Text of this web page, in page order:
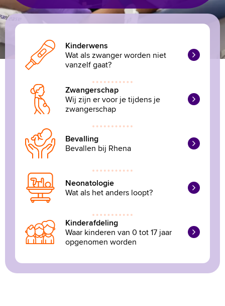
MijnASz
Kinderwens
Wat als zwanger worden niet
vanzelf gaat?
Zwangerschap
Wij zijn er voor je tijdens je
zwangerschap
Bevalling
Bevallen bij Rhena
Neonatologie
Wat als het anders loopt?
Kinderafdeling
Waar kinderen van 0 tot 17 jaar
opgenomen worden